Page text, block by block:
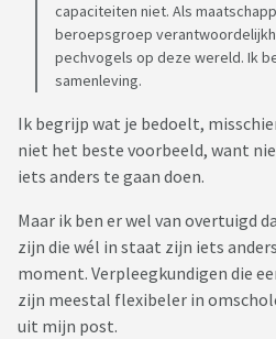
capaciteiten niet. Als
beroepsgroep
pechvogels op deze wereld. Ik
samenleving.
Ik begrijp wat je bedoelt,
niet het beste voorbeeld, want
iets anders te gaan doen.
Maar ik ben er wel van overtuigd
zijn die wél in staat zijn iets
moment. Verpleegkundigen die
zijn meestal flexibeler in
uit mijn post.